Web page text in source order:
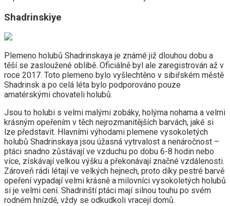
Shadrinskiye
Plemeno holubů Shadrinskaya je známé již dlouhou dobu a
těší se zasloužené oblibě. Oficiálně byl ale zaregistrován až v
roce 2017. Toto plemeno bylo vyšlechtěno v sibiřském městě
Shadrinsk a po celá léta bylo podporováno pouze
amatérskými chovateli holubů.
Jsou to holubi s velmi malými zobáky, holýma nohama a velmi
krásným opeřením v těch nejrozmanitějších barvách, jaké si
lze představit. Hlavními výhodami plemene vysokoletých
holubů Shadrinskaya jsou úžasná vytrvalost a nenáročnost –
ptáci snadno zůstávají ve vzduchu po dobu 6-8 hodin nebo
více, získávají velkou výšku a překonávají značné vzdálenosti.
Zároveň rádi létají ve velkých hejnech, proto díky pestré barvě
opeření vypadají velmi krásně a milovníci vysokoletých holubů
si je velmi cení. Shadrinští ptáci mají silnou touhu po svém
rodném hnízdě, vždy se odkudkoli vracejí domů.